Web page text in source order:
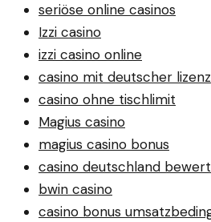
seriöse online casinos
Izzi casino
izzi casino online
casino mit deutscher lizenz
casino ohne tischlimit
Magius casino
magius casino bonus
casino deutschland
bwin casino
casino bonus